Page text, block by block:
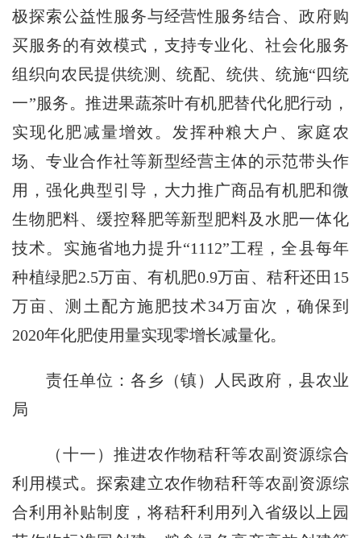
极探索公益性服务与经营性服务结合、政府购
买服务的有效模式，支持专业化、社会化服务
组织向农民提供统测、统配、统供、统施“四统
一”服务。推进果蔬茶叶有机肥替代化肥行动，
实现化肥减量增效。发挥种粮大户、家庭农
场、专业合作社等新型经营主体的示范带头作
用，强化典型引导，大力推广商品有机肥和微
生物肥料、缓控释肥等新型肥料及水肥一体化
技术。实施省地力提升“1112”工程，全县每年
种植绿肥2.5万亩、有机肥0.9万亩、秸秆还田15
万亩、测土配方施肥技术34万亩次，确保到
2020年化肥使用量实现零增长减量化。
责任单位：各乡（镇）人民政府，县农业
局
（十一）推进农作物秸秆等农副资源综合
利用模式。探索建立农作物秸秆等农副资源综
合利用补贴制度，将秸秆利用列入省级以上园